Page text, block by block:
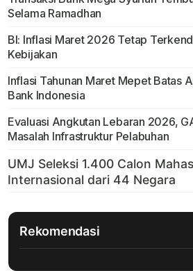
Selama Ramadhan
BI: Inflasi Maret 2026 Tetap
Kebijakan
Inflasi Tahunan Maret Mepet Batas
Bank Indonesia
Evaluasi Angkutan Lebaran 2026,
Masalah Infrastruktur Pelabuhan
Rekomendasi